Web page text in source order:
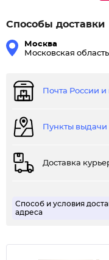
Способы доставки
Москва
Московская область
Почта России и
Пункты выдачи
Доставка
Способ и условия
адреса